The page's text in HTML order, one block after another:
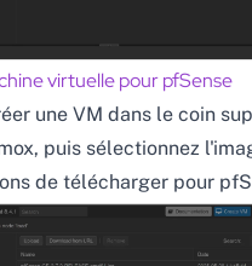
virtuelle pour pfSense
une VM dans le coin
puis sélectionnez
de télécharger pour